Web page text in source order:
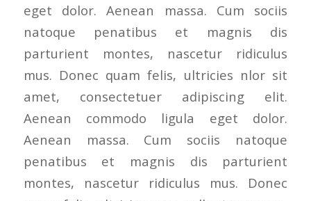
eget dolor. Aenean massa. Cum sociis
natoque penatibus et magnis dis
parturient montes, nascetur ridiculus
mus. Donec quam felis, ultricies nlor sit
amet, consectetuer adipiscing elit.
Aenean commodo ligula eget dolor.
Aenean massa. Cum sociis natoque
penatibus et magnis dis parturient
montes, nascetur ridiculus mus. Donec